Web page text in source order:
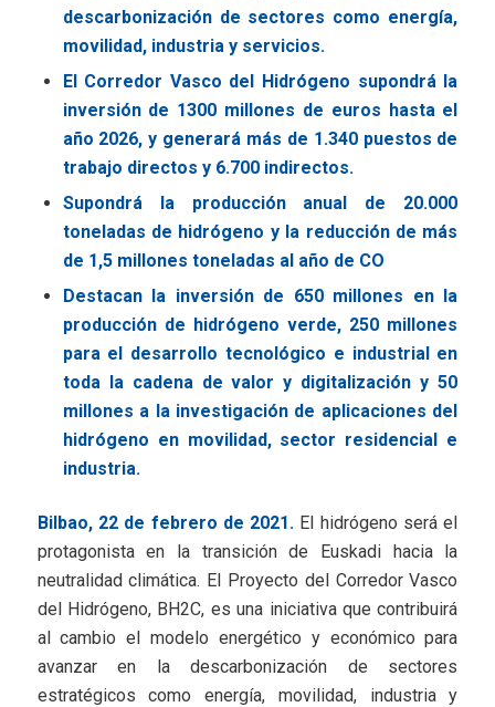
descarbonización de sectores como energía,
movilidad, industria y servicios.
El Corredor Vasco del Hidrógeno supondrá la
inversión de 1300 millones de euros hasta el
año 2026, y generará más de 1.340 puestos de
trabajo directos y 6.700 indirectos.
Supondrá la producción anual de 20.000
toneladas de hidrógeno y la reducción de más
de 1,5 millones toneladas al año de CO
Destacan la inversión de 650 millones en la
producción de hidrógeno verde, 250 millones
para el desarrollo tecnológico e industrial en
toda la cadena de valor y digitalización y 50
millones a la investigación de aplicaciones del
hidrógeno en movilidad, sector residencial e
industria.
Bilbao, 22 de febrero de 2021. El hidrógeno será el
protagonista en la transición de Euskadi hacia la
neutralidad climática. El Proyecto del Corredor Vasco
del Hidrógeno, BH2C, es una iniciativa que contribuirá
al cambio el modelo energético y económico para
avanzar en la descarbonización de sectores
estratégicos como energía, movilidad, industria y